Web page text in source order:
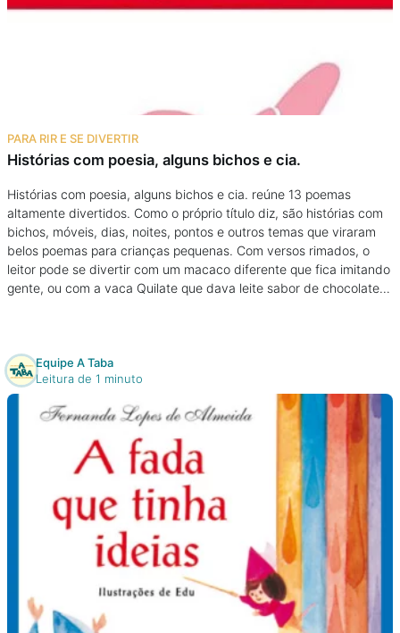
PARA RIR E SE DIVERTIR
Histórias com poesia, alguns bichos e cia.
Histórias com poesia, alguns bichos e cia. reúne 13 poemas
altamente divertidos. Como o próprio título diz, são histórias com
bichos, móveis, dias, noites, pontos e outros temas que viraram
belos poemas para crianças pequenas. Com versos rimados, o
leitor pode se divertir com um macaco diferente que fica imitando
gente, ou com a vaca Quilate que dava leite sabor de chocolate…
Equipe A Taba
Leitura de 1 minuto